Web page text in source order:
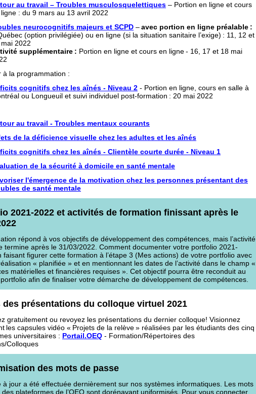
au travail – Troubles musculosquelettiques – Portion en ligne et cours
: du 9 mars au 13 avril 2022
neurocognitifs majeurs et SCPD –avec portion en ligne préalable :
(option privilégiée) ou en ligne (si la situation sanitaire l’exige) : 11, 12 et
2022
supplémentaire : Portion en ligne et cours en ligne - 16, 17 et 18 mai
à la programmation :
cognitifs chez les aînés - Niveau 2 - Portion en ligne, cours en salle à
ou Longueuil et suivi individuel post-formation : 20 mai 2022
au travail - Troubles mentaux courants
de la déficience visuelle chez les adultes et les aînés
cognitifs chez les aînés - Clientèle courte durée - Niveau 1
de la sécurité à domicile en santé mentale
l'émergence de la motivation chez les personnes présentant des
de santé mentale
2021-2022 et activités de formation finissant après le
répond à vos objectifs de développement des compétences, mais l’activité
termine après le 31/03/2022. Comment documenter votre portfolio 2021-
faisant figurer cette formation à l’étape 3 (Mes actions) de votre portfolio avec
« planifiée » et en mentionnant les dates de l’activité dans le champ «
matérielles et financières requises ». Cet objectif pourra être reconduit au
afin de finaliser votre démarche de développement de compétences.
des présentations du colloque virtuel 2021
gratuitement ou revoyez les présentations du dernier colloque! Visionnez
les capsules vidéo « Projets de la relève » réalisées par les étudiants des cinq
universitaires : Portail.OEQ - Formation/Répertoires des
Colloques
des mots de passe
à jour a été effectuée dernièrement sur nos systèmes informatiques. Les mots
plateformes de l’OEQ sont dorénavant uniformisés. Pour vous connecter